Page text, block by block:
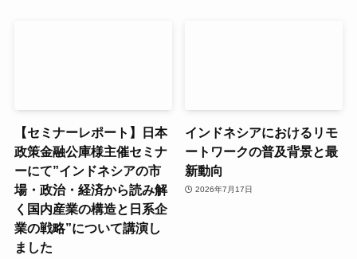
【セミナーレポート】日本
政策金融公庫様主催セミナ
ーにて”インドネシアの市
場・政治・経済から読み解
く国内産業の構造と日系企
業の戦略”について講演し
ました
インドネシアにおけるリモ
ートワークの普及背景と最
新動向
2026年7月17日